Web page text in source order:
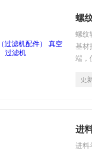
螺
螺纹
基材
端，
更
进
进料